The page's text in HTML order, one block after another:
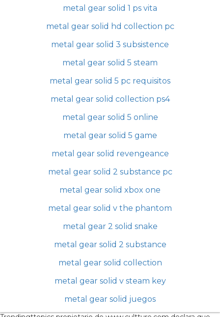
metal gear solid 1 ps vita
metal gear solid hd collection pc
metal gear solid 3 subsistence
metal gear solid 5 steam
metal gear solid 5 pc requisitos
metal gear solid collection ps4
metal gear solid 5 online
metal gear solid 5 game
metal gear solid revengeance
metal gear solid 2 substance pc
metal gear solid xbox one
metal gear solid v the phantom
metal gear 2 solid snake
metal gear solid 2 substance
metal gear solid collection
metal gear solid v steam key
metal gear solid juegos